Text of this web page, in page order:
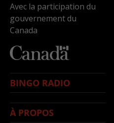
Avec la participation du
gouvernement du
Canada
BINGO RADIO
À PROPOS